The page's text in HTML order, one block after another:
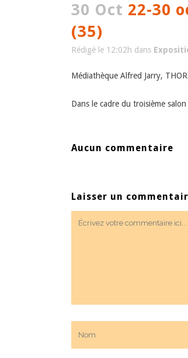
30 Oct 22-30
(35)
Rédigé le 12:02h dans
Médiathèque Alfred Jarry,
Dans le cadre du troisième
Aucun commentaire
Laisser un